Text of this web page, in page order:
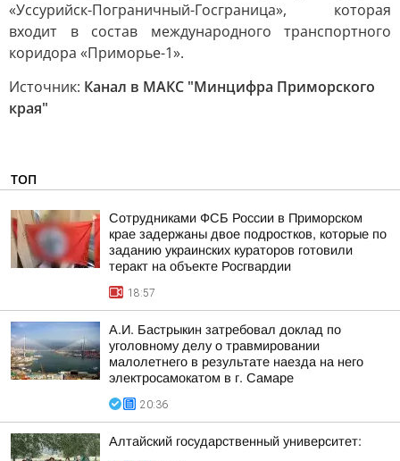
«Уссурийск-Пограничный-Госграница», которая
входит в состав международного транспортного
коридора «Приморье-1».
Источник: Канал в МАКС "Минцифра Приморского
края"
ТОП
Сотрудниками ФСБ России в Приморском
крае задержаны двое подростков, которые по
заданию украинских кураторов готовили
теракт на объекте Росгвардии
18:57
А.И. Бастрыкин затребовал доклад по
уголовному делу о травмировании
малолетнего в результате наезда на него
электросамокатом в г. Самаре
20:36
Алтайский государственный университет: